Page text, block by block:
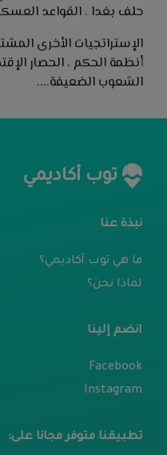
حلف بغدا ، القواعد
الإستراتجيات الأخرى
أنظمة الحكم ، الحصار
الشعوب الضعيفة....
توب أكاديمي
نبذة عنا
ما هي توب أكاديمي؟
لماذا نحن؟
انضم إلينا
Facebook
Instagram
تطبيقنا متوفر مجانا على: